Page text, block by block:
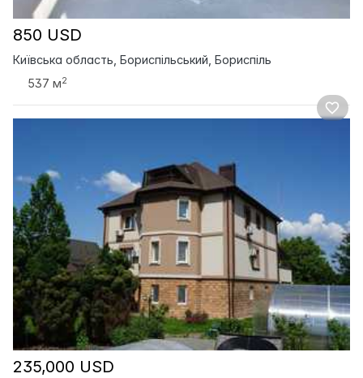
850 USD
Київська область, Бориспільський, Бориспіль
537 м2
235,000 USD